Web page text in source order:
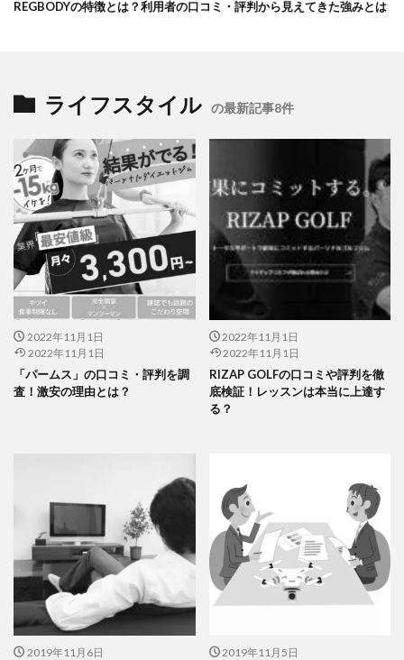
REGBODYの特徴とは？利用者の口コミ・評判から見えてきた強みとは
ライフスタイル の最新記事8件
2022年11月1日
2022年11月1日
「パームス」の口コミ・評判を調
査！激安の理由とは？
2022年11月1日
2022年11月1日
RIZAP GOLFの口コミや評判を徹
底検証！レッスンは本当に上達す
る？
2019年11月6日
2019年11月5日